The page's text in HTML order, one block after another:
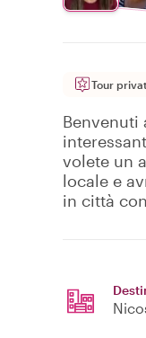
Tour
Benvenuti
volete un
locale e
in città